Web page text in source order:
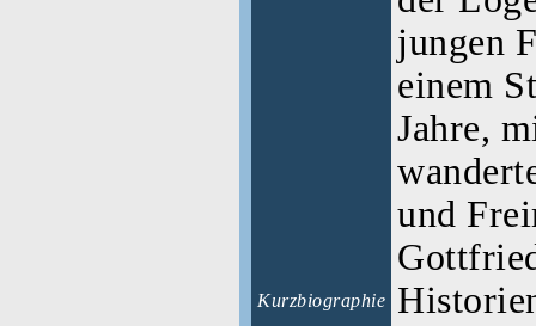
Kurzbiographie
jungen
einem
Jahre,
und